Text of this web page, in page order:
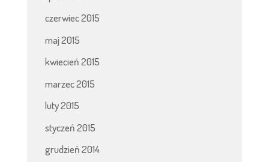
czerwiec 2015
maj 2015
kwiecień 2015
marzec 2015
luty 2015
styczeń 2015
grudzień 2014